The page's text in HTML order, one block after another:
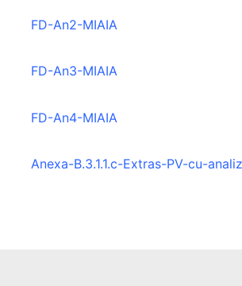
FD-An2-MIAIA
FD-An3-MIAIA
FD-An4-MIAIA
Anexa-B.3.1.1.c-Extras-PV-cu-